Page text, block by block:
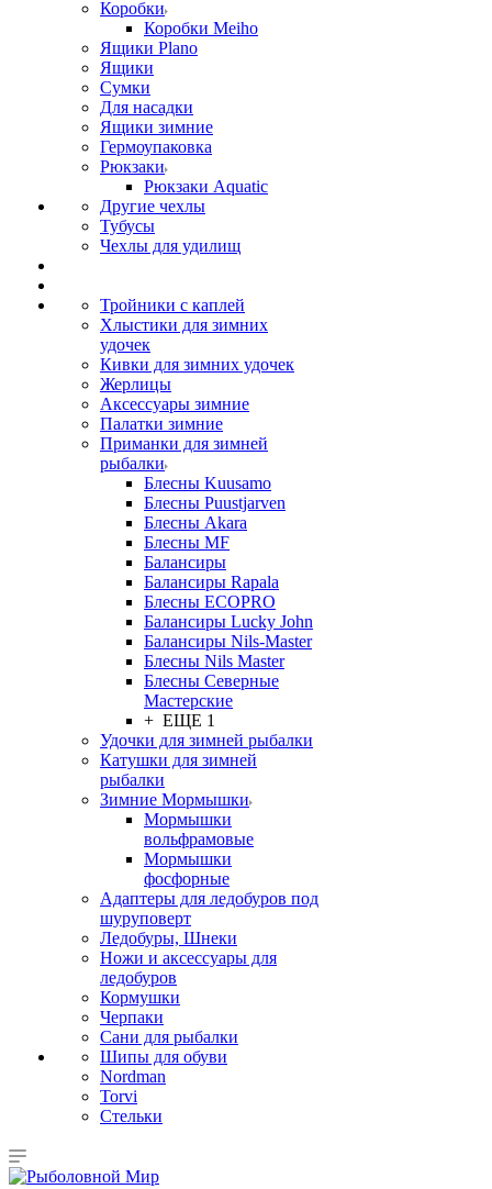
Коробки
Коробки Meiho
Ящики Plano
Ящики
Сумки
Для насадки
Ящики зимние
Гермоупаковка
Рюкзаки
Рюкзаки Aquatic
Другие чехлы
Тубусы
Чехлы для удилищ
Тройники с каплей
Хлыстики для зимних
удочек
Кивки для зимних удочек
Жерлицы
Аксессуары зимние
Палатки зимние
Приманки для зимней
рыбалки
Блесны Kuusamo
Блесны Puustjarven
Блесны Akara
Блесны MF
Балансиры
Балансиры Rapala
Блесны ECOPRO
Балансиры Lucky John
Балансиры Nils-Master
Блесны Nils Master
Блесны Северные
Мастерские
+ ЕЩЕ 1
Удочки для зимней рыбалки
Катушки для зимней
рыбалки
Зимние Мормышки
Мормышки
вольфрамовые
Мормышки
фосфорные
Адаптеры для ледобуров под
шуруповерт
Ледобуры, Шнеки
Ножи и аксессуары для
ледобуров
Кормушки
Черпаки
Сани для рыбалки
Шипы для обуви
Nordman
Torvi
Стельки